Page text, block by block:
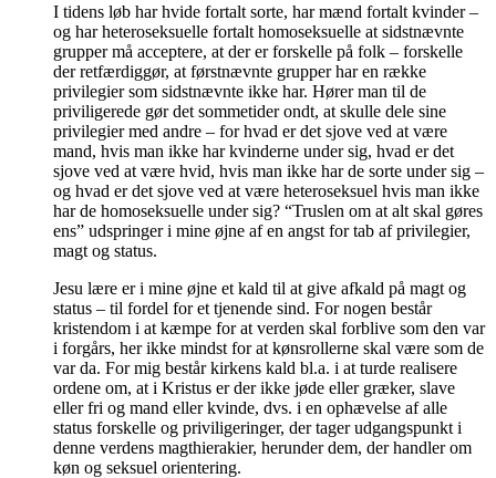
I tidens løb har hvide fortalt sorte, har mænd fortalt kvinder –
og har heteroseksuelle fortalt homoseksuelle at sidstnævnte
grupper må acceptere, at der er forskelle på folk – forskelle
der retfærdiggør, at førstnævnte grupper har en række
privilegier som sidstnævnte ikke har. Hører man til de
priviligerede gør det sommetider ondt, at skulle dele sine
privilegier med andre – for hvad er det sjove ved at være
mand, hvis man ikke har kvinderne under sig, hvad er det
sjove ved at være hvid, hvis man ikke har de sorte under sig –
og hvad er det sjove ved at være heteroseksuel hvis man ikke
har de homoseksuelle under sig? “Truslen om at alt skal gøres
ens” udspringer i mine øjne af en angst for tab af privilegier,
magt og status.
Jesu lære er i mine øjne et kald til at give afkald på magt og
status – til fordel for et tjenende sind. For nogen består
kristendom i at kæmpe for at verden skal forblive som den var
i forgårs, her ikke mindst for at kønsrollerne skal være som de
var da. For mig består kirkens kald bl.a. i at turde realisere
ordene om, at i Kristus er der ikke jøde eller græker, slave
eller fri og mand eller kvinde, dvs. i en ophævelse af alle
status forskelle og priviligeringer, der tager udgangspunkt i
denne verdens magthierakier, herunder dem, der handler om
køn og seksuel orientering.